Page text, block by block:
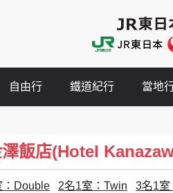
自由行 鐵道紀行 當地
飯店(Hotel
：Double 2名1室：Twin 3名1室